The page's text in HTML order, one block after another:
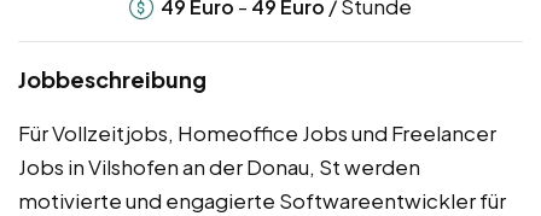
49 Euro - 49 Euro / Stunde
Jobbeschreibung
Für Vollzeitjobs, Homeoffice Jobs und Freelancer
Jobs in Vilshofen an der Donau, St werden
motivierte und engagierte Softwareentwickler für